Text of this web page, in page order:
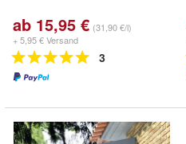
ab 15,95 € (31,90 €/l)
+ 5,95 € Versand
3